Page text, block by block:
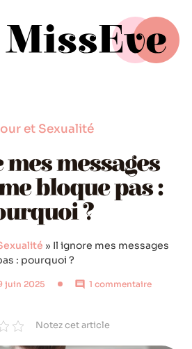
et Sexualité
messages
bloque pas :
?
» Il ignore mes messages
: pourquoi ?
juin 2025 1 commentaire
Notez cet article